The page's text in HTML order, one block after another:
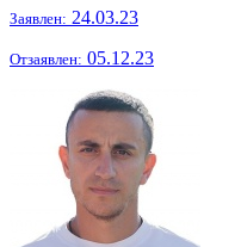
Заявлен: 24.03.23
Отзаявлен: 05.12.23